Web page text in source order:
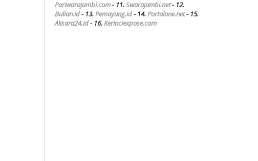
Pariwarajambi.com- 11.Swarajambi.net- 12.
Bulian.id- 13.Pemayung.id- 14.Portalone.net- 15.
Aksara24.id- 16.Kerinciexpose.com